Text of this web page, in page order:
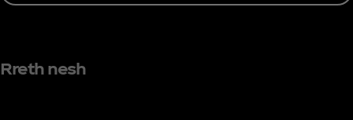
Rreth nesh